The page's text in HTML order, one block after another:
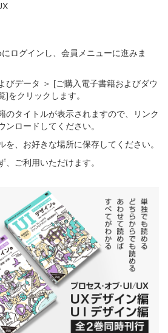
ログインし、会員メニューに進みま
びデータ ＞ [ご購入電子書籍およびダウ
]をクリックします。
のタイトルが表示されますので、リンク
ンロードしてください。
を、お好きな場所に保存してください。
、ご利用いただけます。